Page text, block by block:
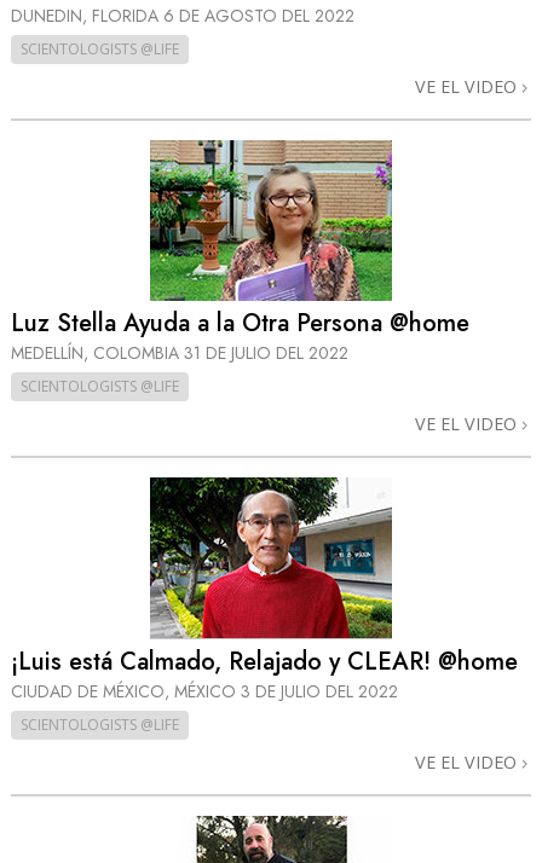
DUNEDIN, FLORIDA 6 DE AGOSTO DEL 2022
SCIENTOLOGISTS @LIFE
VE EL VIDEO
Luz Stella Ayuda a la Otra Persona @home
MEDELLÍN, COLOMBIA 31 DE JULIO DEL 2022
SCIENTOLOGISTS @LIFE
VE EL VIDEO
¡Luis está Calmado, Relajado y CLEAR! @home
CIUDAD DE MÉXICO, MÉXICO 3 DE JULIO DEL 2022
SCIENTOLOGISTS @LIFE
VE EL VIDEO